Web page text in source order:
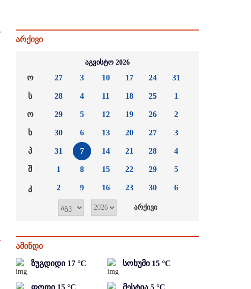
არქივი
აგვისტო 2026
ო
ს
ო
ხ
პ
შ
კ
27
28
29
30
31
1
2
3
4
5
6
7
8
9
10
11
12
13
14
15
16
17
18
19
20
21
22
23
24
25
26
27
28
29
30
31
1
2
3
4
5
6
ამინდი
ზუგდიდი 17 °C სოხუმი 15 °C
ფოთი 15 °C მესტია 5 °C